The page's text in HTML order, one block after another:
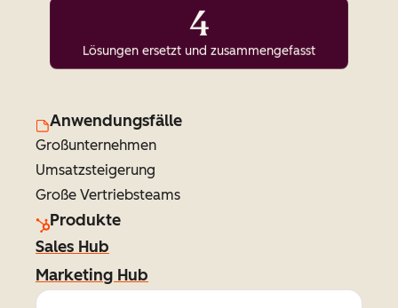
4
Lösungen ersetzt und zusammengefasst
Anwendungsfälle
Großunternehmen
Umsatzsteigerung
Große Vertriebsteams
Produkte
Sales Hub
Marketing Hub